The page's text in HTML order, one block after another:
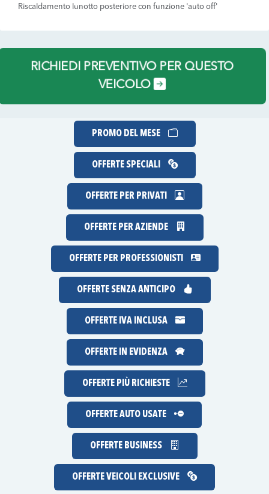
Riscaldamento lunotto posteriore con funzione 'auto off'
RICHIEDI PREVENTIVO PER QUESTO
VEICOLO
PROMO DEL MESE
OFFERTE SPECIALI
OFFERTE PER PRIVATI
OFFERTE PER AZIENDE
OFFERTE PER PROFESSIONISTI
OFFERTESENZA ANTICIPO
OFFERTE IVA INCLUSA
OFFERTE IN EVIDENZA
OFFERTE PIÙ RICHIESTE
OFFERTE AUTO USATE
OFFERTE BUSINESS
OFFERTE VEICOLI EXCLUSIVE